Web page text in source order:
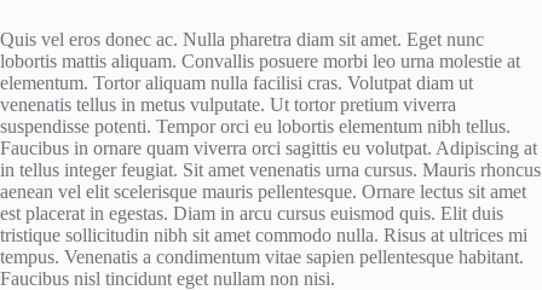
Quis vel eros donec ac. Nulla pharetra diam sit amet. Eget nunc
lobortis mattis aliquam. Convallis posuere morbi leo urna molestie at
elementum. Tortor aliquam nulla facilisi cras. Volutpat diam ut
venenatis tellus in metus vulputate. Ut tortor pretium viverra
suspendisse potenti. Tempor orci eu lobortis elementum nibh tellus.
Faucibus in ornare quam viverra orci sagittis eu volutpat. Adipiscing at
in tellus integer feugiat. Sit amet venenatis urna cursus. Mauris rhoncus
aenean vel elit scelerisque mauris pellentesque. Ornare lectus sit amet
est placerat in egestas. Diam in arcu cursus euismod quis. Elit duis
tristique sollicitudin nibh sit amet commodo nulla. Risus at ultrices mi
tempus. Venenatis a condimentum vitae sapien pellentesque habitant.
Faucibus nisl tincidunt eget nullam non nisi.